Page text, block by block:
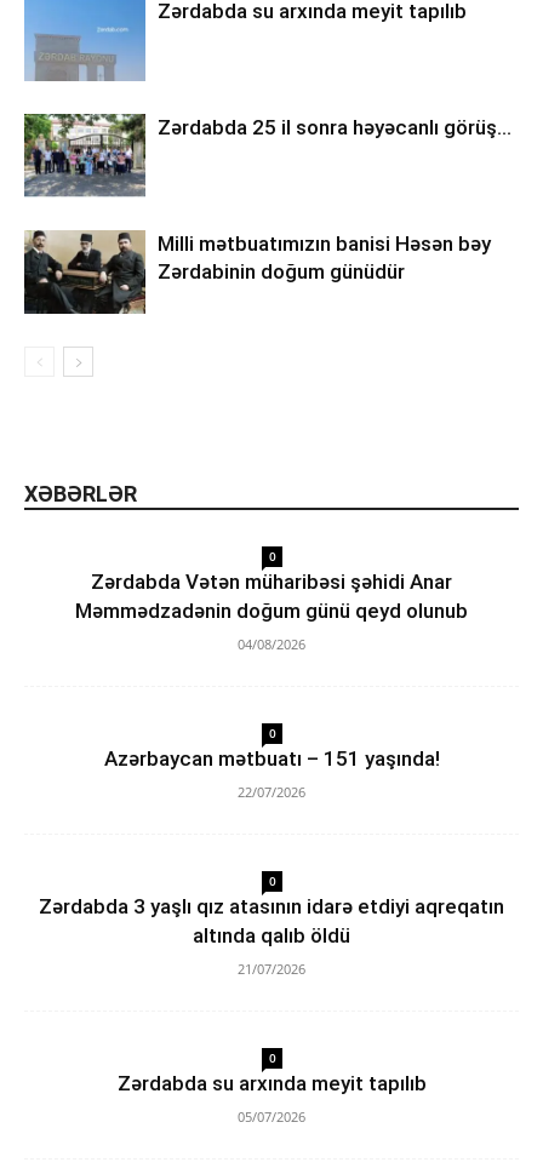
Zərdabda su arxında meyit tapılıb
Zərdabda 25 il sonra həyəcanlı görüş…
Milli mətbuatımızın banisi Həsən bəy
Zərdabinin doğum günüdür
XƏBƏRLƏR
0
Zərdabda Vətən müharibəsi şəhidi Anar
Məmmədzadənin doğum günü qeyd olunub
04/08/2026
0
Azərbaycan mətbuatı – 151 yaşında!
22/07/2026
0
Zərdabda 3 yaşlı qız atasının idarə etdiyi aqreqatın
altında qalıb öldü
21/07/2026
0
Zərdabda su arxında meyit tapılıb
05/07/2026